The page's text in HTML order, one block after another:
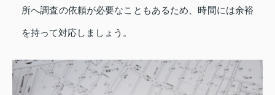
所へ調査の依頼が必要なこともあるため、時間には余裕
を持って対応しましょう。